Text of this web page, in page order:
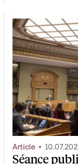
Séance
Article